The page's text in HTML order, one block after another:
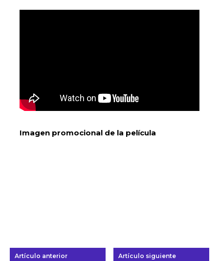
Imagen promocional de la película
Artículo anterior Artículo siguiente